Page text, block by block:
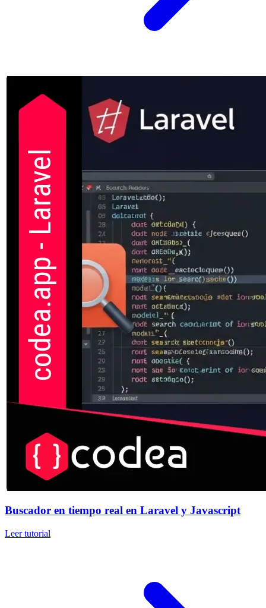
Buscador en tiempo real en Laravel y Javascript
Leer tutorial